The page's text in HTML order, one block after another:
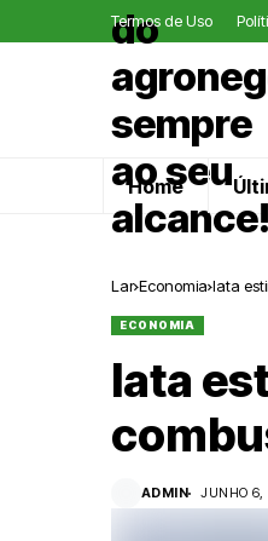
Termos de Uso
Home
Lar Economia Iata
ECONOMIA
Iata
ADMIN JUNHO